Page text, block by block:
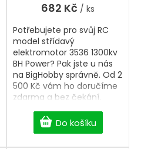
682 Kč / ks
Do košíku
Potřebujete pro svůj RC
model střídavý
elektromotor 3536 1300kv
BH Power? Pak jste u nás
na BigHobby správně. Od 2
500 Kč vám ho doručíme
zdarma a bez čekání.